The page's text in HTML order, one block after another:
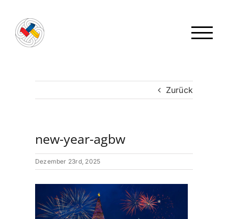
Inhalt
springen
Zurück
new-year-agbw
Dezember 23rd, 2025